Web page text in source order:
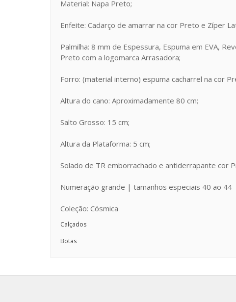
Material: Napa Preto;
Enfeite: Cadarço de amarrar na cor Preto e Zíper
Palmilha: 8 mm de Espessura, Espuma em EVA,
Preto com a logomarca Arrasadora;
Forro: (material interno) espuma cacharrel na cor
Altura do cano: Aproximadamente 80 cm;
Salto Grosso: 15 cm;
Altura da Plataforma: 5 cm;
Solado de TR emborrachado e antiderrapante cor
Numeração grande | tamanhos especiais 40 ao 44
Coleção: Cósmica
Calçados
Botas